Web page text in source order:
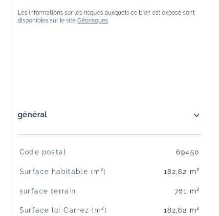
Les informations sur les risques auxquels ce bien est exposé sont
disponibles sur le site Géorisques
général
TRAD_SIROCCO_Caracteristique
Code postal 69450
Surface habitable (m²) 182,82 m²
surface terrain 761 m²
Surface loi Carrez (m²) 182,82 m²